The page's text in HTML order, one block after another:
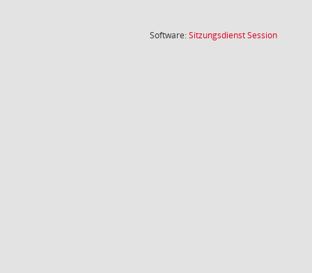
Software:SitzungsdienstSession(Wird in